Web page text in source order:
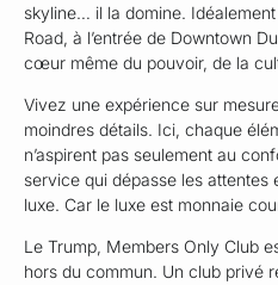
skyline… il la domine.
Road, à l’entrée de Downtown
cœur même du pouvoir, de la
Vivez une expérience sur
moindres détails. Ici, chaque
n’aspirent pas seulement au
service qui dépasse les
luxe. Car le luxe est monnaie
Le Trump, Members Only Club
hors du commun. Un club privé